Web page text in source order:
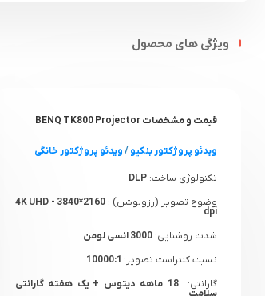
ویژگی های محصول
قیمت و مشخصات BENQ TK800 Projector
ویدئو پروژکتور بنکیو/ویدئو پروژکتور خانگی
تکنولوژی ساخت: DLP
وضوح تصویر (رزولوشن) : 4K UHD - 3840*2160
dpi
شدت روشنایی: 3000 انسی لومن
نسبت کنتراست تصویر:
گارانتی:
18 ماهه دیتوس + یک هفته گارانتی